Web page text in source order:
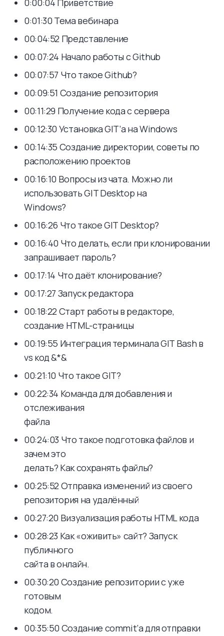
0:00:04 Приветствие
0:01:30 Тема вебинара
00:04:52 Представление
00:07:24 Начало работы с Github
00:07:57 Что такое Github?
00:09:51 Создание репозитория
00:11:29 Получение кода с сервера
00:12:30 Установка GIT’а на Windows
00:14:35 Создание директории, советы по
расположению проектов
00:16:10 Вопросы из чата. Можно ли
использовать GIT Desktop на
Windows?
00:16:26 Что такое GIT Desktop?
00:16:40 Что делать, если при клонировании
запрашивает пароль?
00:17:14 Что даёт клонирование?
00:17:27 Запуск редактора
00:18:22 Старт работы в редакторе,
создание HTML-страницы
00:19:55 Интеграция терминала GIT Bash в
vs код &*&
00:21:10 Что такое GIT?
00:22:34 Команда для добавления и
отслеживания
файла
00:24:03 Что такое подготовка файлов и
зачем это
делать? Как сохранять файлы?
00:25:52 Отправка изменений из своего
репозитория на удалённый
00:27:20 Визуализация работы HTML кода
00:28:23 Как «оживить» сайт? Запуск
публичного
сайта в онлайн.
00:30:20 Создание репозитории с уже
готовым
кодом.
00:35:50 Создание commit’а для отправки